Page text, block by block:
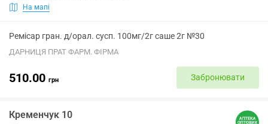
На мапі
Ремісар гран. д/орал. сусп. 100мг/2г саше 2г №30
ДАРНИЦЯ ПРАТ ФАРМ. ФІРМА
510.00 грн Забронювати
Кременчук 10